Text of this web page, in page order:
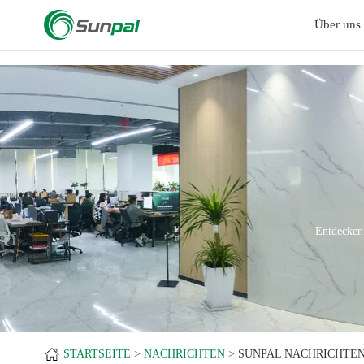
Über uns
STARTSEITE NACHRICHTEN SUNPAL